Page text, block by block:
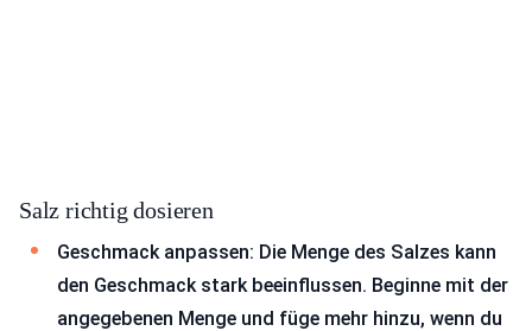
Salz richtig dosieren
Geschmack anpassen: Die Menge des Salzes kann
den Geschmack stark beeinflussen. Beginne mit der
angegebenen Menge und füge mehr hinzu, wenn du